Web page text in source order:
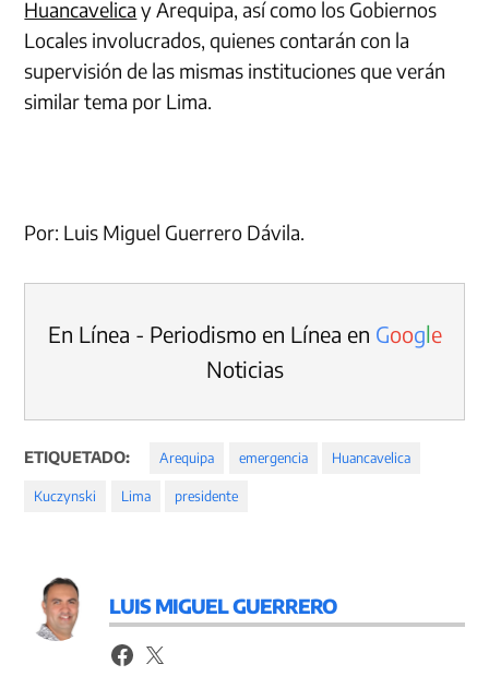
Huancavelica y Arequipa, así como los Gobiernos
Locales involucrados, quienes contarán con la
supervisión de las mismas instituciones que verán
similar tema por Lima.
Por: Luis Miguel Guerrero Dávila.
En Línea - Periodismo en Línea en Google
Noticias
ETIQUETADO: Arequipa emergencia Huancavelica
Kuczynski Lima presidente
LUIS MIGUEL GUERRERO